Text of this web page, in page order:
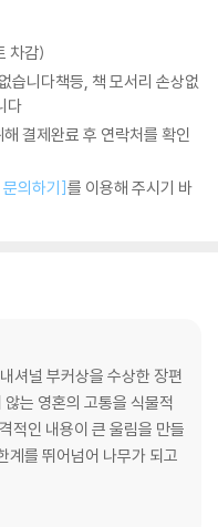
차감)
습니다책등, 책 모서리 손상없
다
결제완료 후 연락처를 확인
의하기]를 이용해 주시기 바
셔널 부커상을 수상한 장편
는 영혼의 고통을 식물적
적인 내용이 큰 울림을 만들
계를 뛰어넘어 나무가 되고